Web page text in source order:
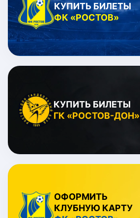
КУПИТЬ БИЛЕТЫ
ФК «РОСТОВ»
КУПИТЬ БИЛЕТЫ
ГК «РОСТОВ-ДОН»
ОФОРМИТЬ
КЛУБНУЮ КАРТУ